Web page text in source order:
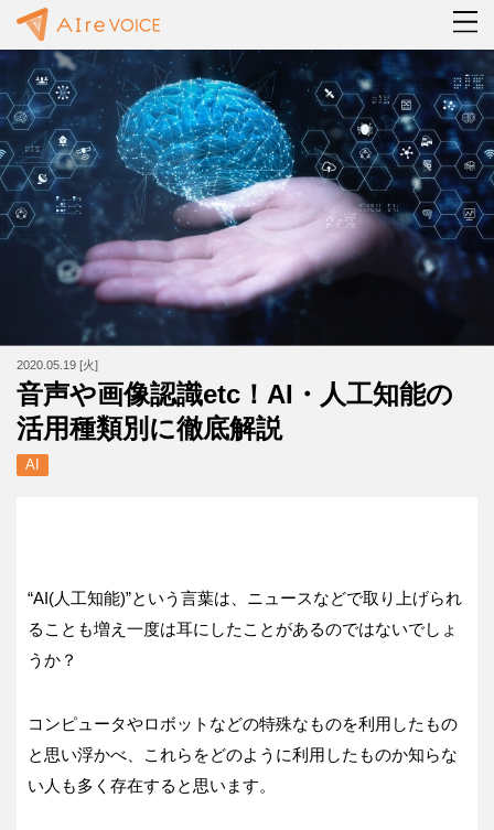
2020.05.19 [火]
音声や画像認識etc！AI・人工知能の
活用種類別に徹底解説
AI
“AI(人工知能)”という言葉は、ニュースなどで取り上げられ
ることも増え一度は耳にしたことがあるのではないでしょ
うか？
コンピュータやロボットなどの特殊なものを利用したもの
と思い浮かべ、これらをどのように利用したものか知らな
い人も多く存在すると思います。